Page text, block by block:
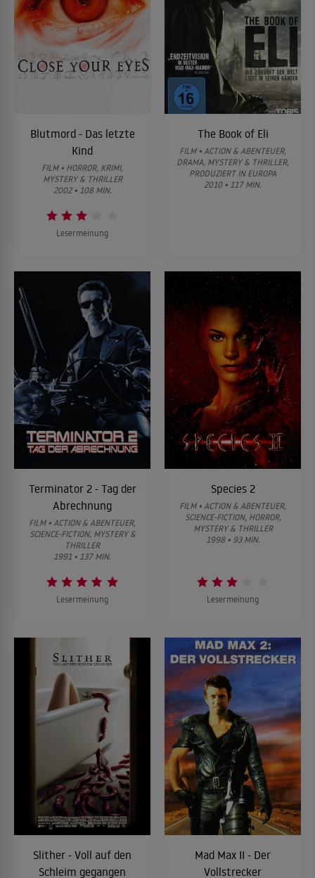
Blutmord - Das letzte
Kind
FILM • HORROR, KRIMI,
MYSTERY & THRILLER
2002 • 108 MIN.
Lesermeinung
The Book of Eli
FILM • ACTION & ABENTEUER,
DRAMA, MYSTERY & THRILLER,
PRODUZIERT IN EUROPA
2010 • 117 MIN.
Terminator 2 - Tag der
Abrechnung
FILM • ACTION & ABENTEUER,
SCIENCE-FICTION, MYSTERY &
THRILLER
1991 • 137 MIN.
Lesermeinung
Species 2
FILM • ACTION & ABENTEUER,
SCIENCE-FICTION, HORROR,
MYSTERY & THRILLER
1998 • 93 MIN.
Lesermeinung
Slither - Voll auf den
Schleim gegangen
Mad Max II - Der
Vollstrecker